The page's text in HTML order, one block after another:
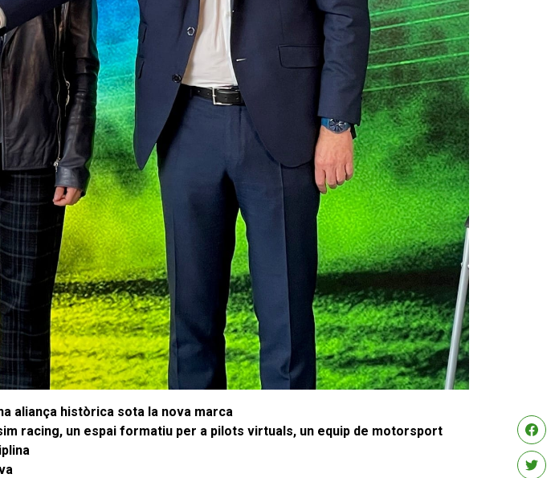
aliança històrica sota la nova marca
racing, un espai formatiu per a pilots virtuals, un equip de motorsport